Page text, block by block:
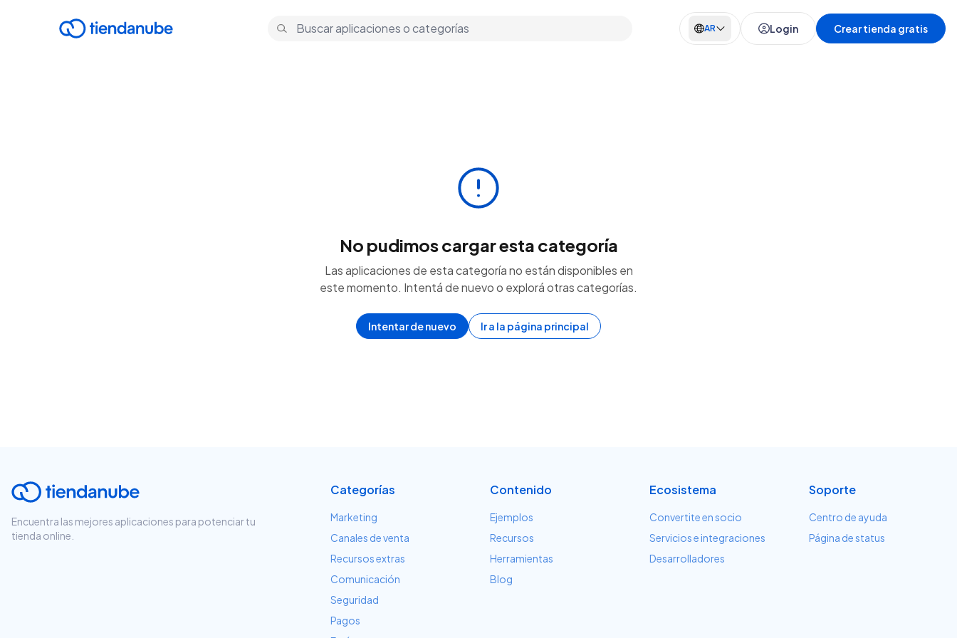
AR Login Crear tienda gratis
No pudimos cargar esta categoría
Las aplicaciones de esta categoría no están disponibles en
este momento. Intentá de nuevo o explorá otras categorías.
Intentar de nuevo Ir a la página principal
Encuentra las mejores aplicaciones para potenciar tu
tienda online.
Categorías
Marketing
Canales de venta
Recursos extras
Comunicación
Seguridad
Pagos
Contenido
Ejemplos
Recursos
Herramientas
Blog
Ecosistema
Convertite en socio
Servicios e integraciones
Desarrolladores
Soporte
Centro de ayuda
Página de status